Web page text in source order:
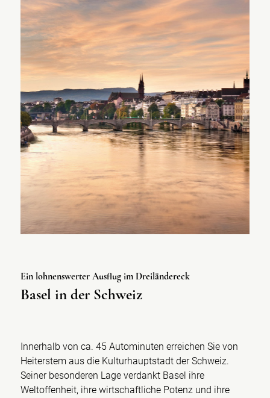
Ein lohnenswerter Ausflug im Dreiländereck
Basel in der Schweiz
Innerhalb von ca. 45 Autominuten erreichen Sie von
Heiterstem aus die Kulturhauptstadt der Schweiz.
Seiner besonderen Lage verdankt Basel ihre
Weltoffenheit, ihre wirtschaftliche Potenz und ihre